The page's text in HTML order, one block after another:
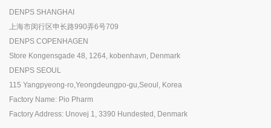
DENPS SHANGHAI
上海市闵行区申长路990弄6号709
DENPS COPENHAGEN
Store Kongensgade 48, 1264, kobenhavn, Denmark
DENPS SEOUL
115 Yangpyeong-ro,Yeongdeungpo-gu,Seoul, Korea
Factory Name: Pio Pharm
Factory Address: Unovej 1, 3390 Hundested, Denmark